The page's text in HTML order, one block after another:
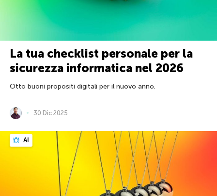
La tua checklist personale per la
sicurezza informatica nel 2026
Otto buoni propositi digitali per il nuovo anno.
30 Dic 2025
AI